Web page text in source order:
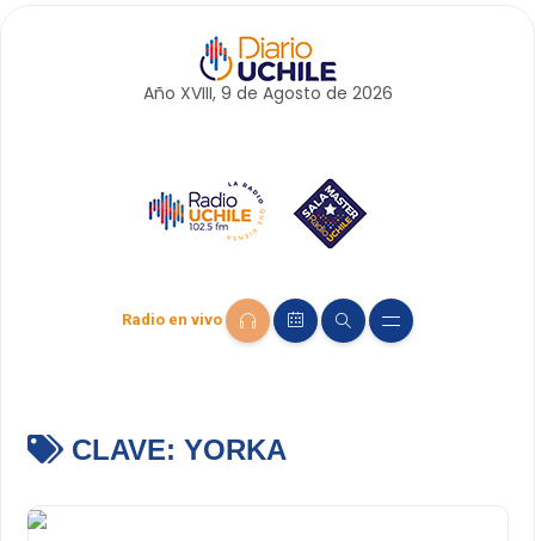
Año XVIII, 9 de Agosto de 2026
Radio en vivo
CLAVE: YORKA